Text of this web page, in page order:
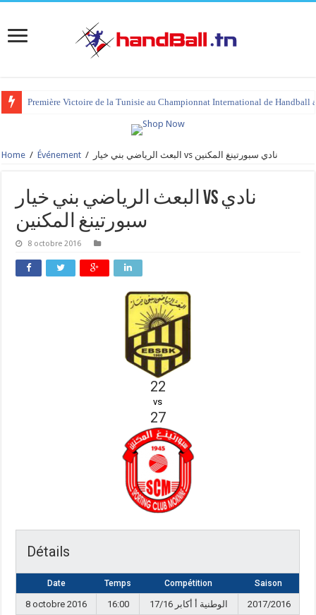
Première Victoire de la Tunisie au Championnat International de Handball
Home / Événement / البعث الرياضي بني خيار vs نادي سبورتينغ المكنين
البعث الرياضي بني خيار vs نادي
سبورتينغ المكنين
8 octobre 2016
22
vs
27
Détails
Date Temps Compétition Saison
8 octobre 2016 16:00 17/16 الوطنية أ أكابر 2017/2016